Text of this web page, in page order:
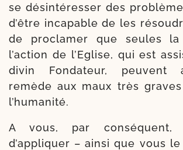
se dés­in­té­res­ser des
d’être inca­pable de les
de pro­cla­mer que seules
l’action de l’Eglise, qui est
divin Fondateur, peuvent
remède aux maux très
l’humanité.
A vous, par consé­quent,
d’appliquer – ain­si que vous